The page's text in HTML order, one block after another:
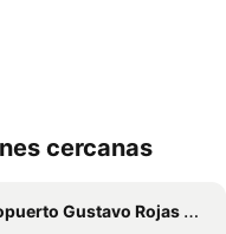
cercanas
Gustavo Rojas Pinilla